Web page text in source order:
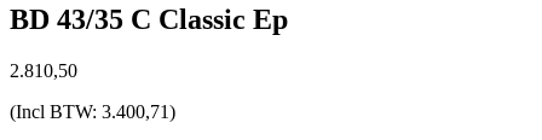
BD 43/35 C Classic Ep
2.810,50
(Incl BTW: 3.400,71)